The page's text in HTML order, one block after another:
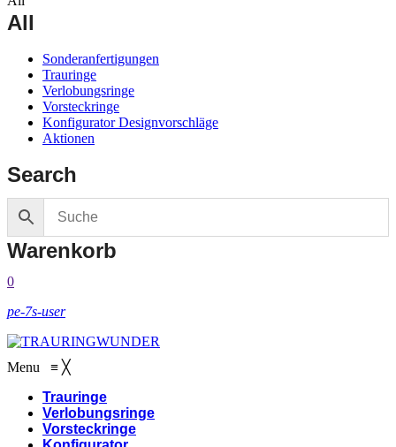
All
Sonderanfertigungen
Trauringe
Verlobungsringe
Vorsteckringe
Konfigurator Designvorschläge
Aktionen
Search
Warenkorb
0
pe-7s-user
Menu ≡ ╳
Trauringe
Verlobungsringe
Vorsteckringe